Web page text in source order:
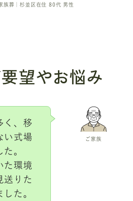
族葬｜杉並区在住 80代 男性
望やお悩み
ご家族
く、移
い式場
。
た環境
送りた
た。